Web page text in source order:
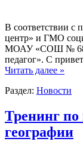
В соответствии
центр» и ГМО
МОАУ «СОШ № 68»
педагог». С
Читать далее »
Раздел: Новости
Тренинг по
географии